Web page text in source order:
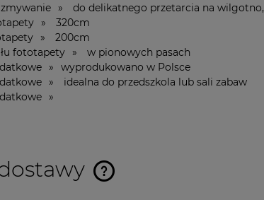
zmywanie » do delikatnego przetarcia na wilgotno,
» 320cm
» 200cm
fototapety » w pionowych pasach
» wyprodukowano w Polsce
» idealna do przedszkola lub sali zabaw
»